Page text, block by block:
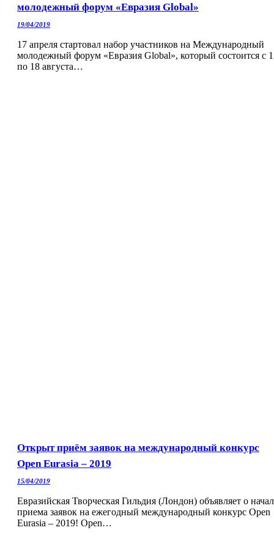
молодежный форум «Евразия Global»
19/04/2019
17 апреля стартовал набор участников на Международный
молодежный форум «Евразия Global», который состоится с
по 18 августа…
Открыт приём заявок на международный конкурс
Open Eurasia – 2019
15/04/2019
Евразийская Творческая Гильдия (Лондон) объявляет о
приема заявок на ежегодный международный конкурс Open
Eurasia – 2019! Open…